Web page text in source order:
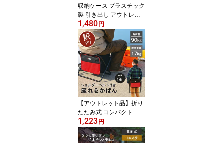
収納ケース プラスチック
製 引き出し アウトレッ
ト【ラテチェスト4段
（キャスター付き）】18
cm幅 木天板 リビング収
納 隙間収納 すき間収納
木製フレーム スリム 隙
間収納 日本製 ほこりの
入りにくい壁タイプ 半透
明タイプ クローゼット
押入れ 衣類収納 衣装ケ
ース おしゃれ
1,480 円
【アウトレット品】折り
たたみ式 コンパクト 椅
子 チェアー バッグ カバ
ン 一体型 釣り アウトド
ア イベント 花火大会 レ
1,223 円